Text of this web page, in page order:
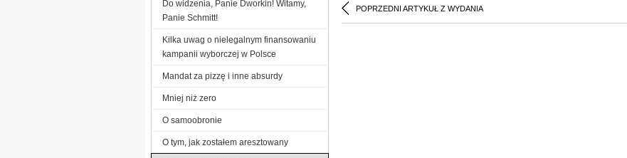
POPRZEDNI ARTYKUŁ Z WYDANIA
Do widzenia, Panie Dworkin! Witamy,
Panie Schmitt!
Kilka uwag o nielegalnym finansowaniu
kampanii wyborczej w Polsce
Mandat za pizzę i inne absurdy
Mniej niż zero
O samoobronie
O tym, jak zostałem aresztowany